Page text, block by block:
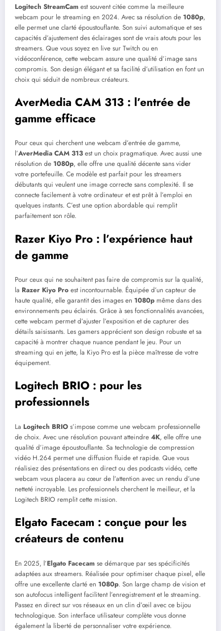
Logitech StreamCam est souvent citée comme la meilleure
webcam pour le streaming en 2024. Avec sa résolution de 1080p,
elle permet une clarté époustouflante. Son suivi automatique et ses
capacités d’ajustement des éclairages sont de vrais atouts pour les
streamers. Que vous soyez en live sur Twitch ou en
vidéoconférence, cette webcam assure une qualité d’image sans
compromis. Son design élégant et sa facilité d’utilisation en font un
choix qui séduit de nombreux créateurs.
AverMedia CAM 313 : l’entrée de
gamme efficace
Pour ceux qui cherchent une webcam d’entrée de gamme,
l’AverMedia CAM 313 est un choix pragmatique. Avec aussi une
résolution de 1080p, elle offre une qualité décente sans vider
votre portefeuille. Ce modèle est parfait pour les streamers
débutants qui veulent une image correcte sans complexité. Il se
connecte facilement à votre ordinateur et est prêt à l’emploi en
quelques instants. C’est une option abordable qui remplit
parfaitement son rôle.
Razer Kiyo Pro : l’expérience haut
de gamme
Pour ceux qui ne souhaitent pas faire de compromis sur la qualité,
la Razer Kiyo Pro est incontournable. Équipée d’un capteur de
haute qualité, elle garantit des images en 1080p même dans des
environnements peu éclairés. Grâce à ses fonctionnalités avancées,
cette webcam permet d’ajuster l’exposition et de capturer des
détails saisissants. Les gamers apprécient son design robuste et sa
capacité à montrer chaque nuance pendant le jeu. Pour un
streaming qui en jette, la Kiyo Pro est la pièce maîtresse de votre
équipement.
Logitech BRIO : pour les
professionnels
La Logitech BRIO s’impose comme une webcam professionnelle
de choix. Avec une résolution pouvant atteindre 4K, elle offre une
qualité d’image époustouflante. Sa technologie de compression
vidéo H.264 permet une diffusion fluide et rapide. Que vous
réalisiez des présentations en direct ou des podcasts vidéo, cette
webcam vous placera au cœur de l’attention avec un rendu d’une
netteté incroyable. Les professionnels cherchent le meilleur, et la
Logitech BRIO remplit cette mission.
Elgato Facecam : conçue pour les
créateurs de contenu
En 2025, l’Elgato Facecam se démarque par ses spécificités
adaptées aux streamers. Réalisée pour optimiser chaque pixel, elle
offre une excellente clarté en 1080p. Son large champ de vision et
son autofocus intelligent facilitent l’enregistrement et le streaming.
Passez en direct sur vos réseaux en un clin d’œil avec ce bijou
technologique. Son interface utilisateur complète vous donne
également la liberté de personnaliser votre expérience.